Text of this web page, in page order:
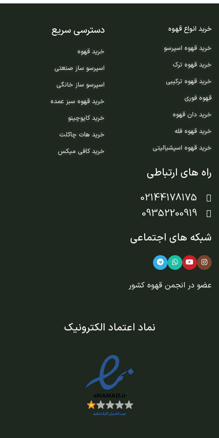
خرید انواع قهوه
خرید قهوه اسپرسو
خرید قهوه ترک
خرید قهوه ترکیبی
قهوه فوری
خرید دان قهوه
خرید قهوه فله
خرید قهوه اسپشیالیتی
دسترسی سریع
خرید قهوه
اسپرسو ساز صنعتی
اسپرسو ساز خانگی
خرید قهوه سبز عمده
خرید کاپوچینو
خرید هات چاکلت
خرید کافی میکس
راه های ارتباطی
02144178175
09352200919
شبکه های اجتماعی
عضو در انجمن قهوه کشور
نماد اعتماد الکترونیک